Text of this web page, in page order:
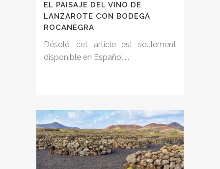
EL PAISAJE DEL VINO DE
LANZAROTE CON BODEGA
ROCANEGRA
Désolé, cet article est seulement
disponible en Español....